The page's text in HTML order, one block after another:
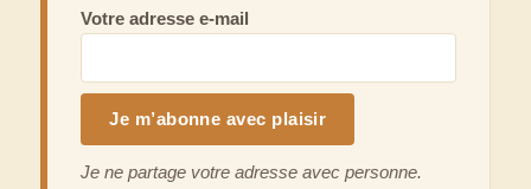
Votre adresse e-mail
Je ne partage votre adresse avec personne.